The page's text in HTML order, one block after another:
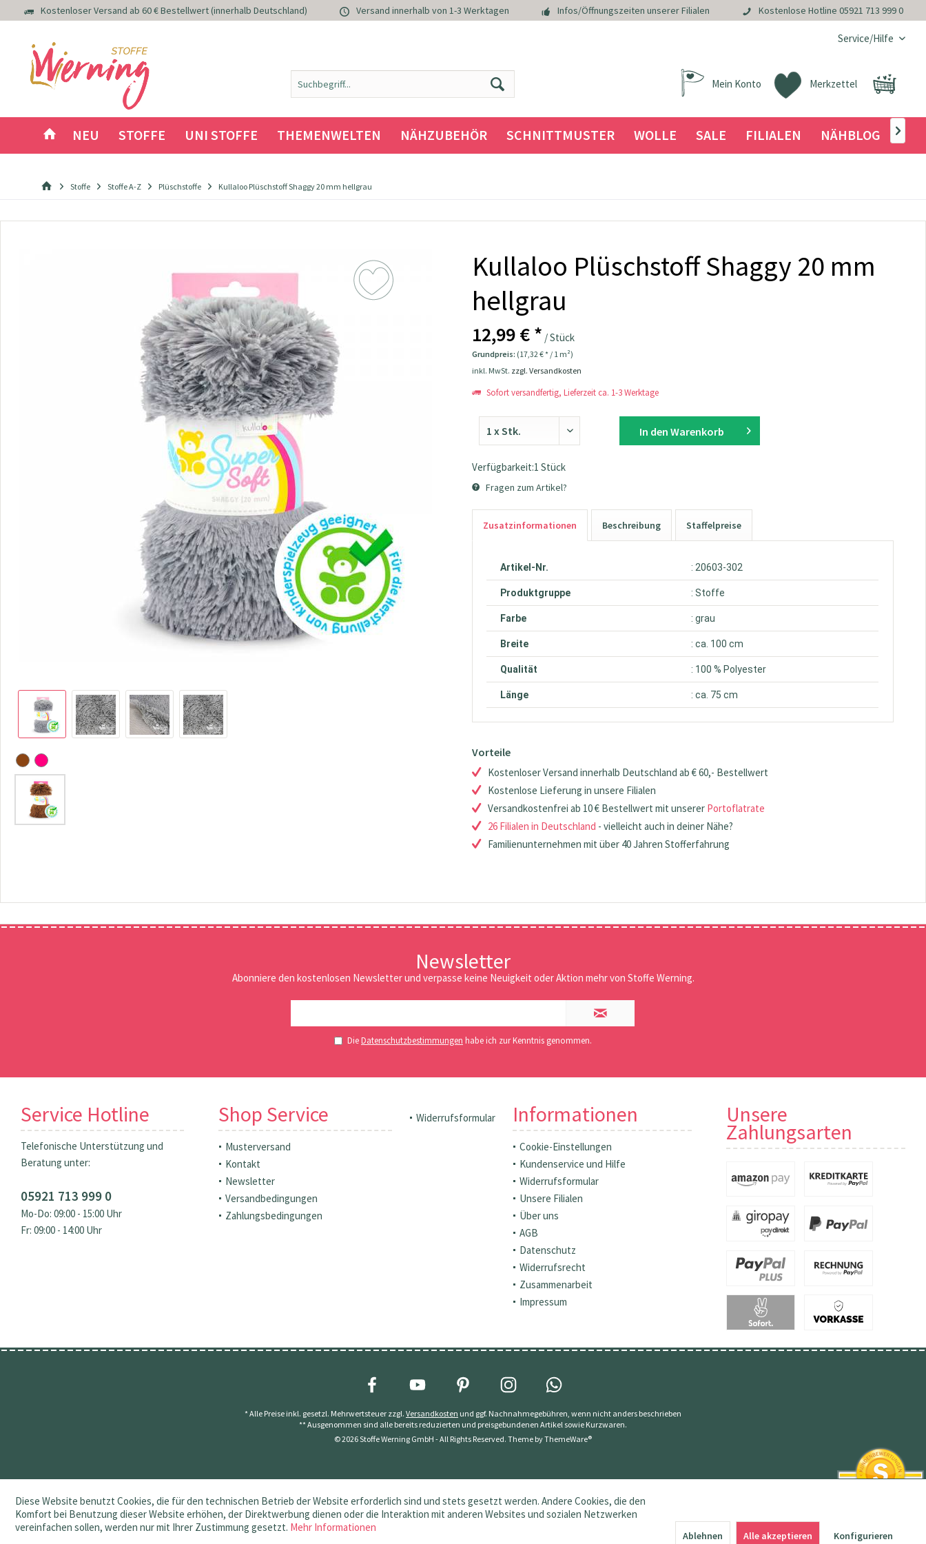
Kostenloser Versand ab 60 € Bestellwert (innerhalb Deutschland) Versand innerhalb von 1-3 Werktagen Infos/Öffnungszeiten unserer Filialen Kostenlose Hotline 05921 713 999 0
Service/Hilfe
Merkzettel
Mein Konto
NEU STOFFE UNI STOFFE THEMENWELTEN NÄHZUBEHÖR SCHNITTMUSTER WOLLE SALE FILIALEN NÄHBLOG 
Stoffe Stoffe A-Z Plüschstoffe Kullaloo Plüschstoff Shaggy 20 mm hellgrau
Kullaloo Plüschstoff Shaggy 20 mm
hellgrau
12,99 € * / Stück
Grundpreis: (17,32 € * / 1 m²)
inkl. MwSt. zzgl. Versandkosten
Sofort versandfertig, Lieferzeit ca. 1-3 Werktage
In den Warenkorb
Verfügbarkeit:1 Stück
Fragen zum Artikel?
Zusatzinformationen Beschreibung Staffelpreise
Artikel-Nr. : 20603-302
Produktgruppe : Stoffe
Farbe : grau
Breite : ca. 100 cm
Qualität : 100 % Polyester
Länge : ca. 75 cm
Vorteile
Kostenloser Versand innerhalb Deutschland ab € 60,- Bestellwert
Kostenlose Lieferung in unsere Filialen
Versandkostenfrei ab 10 € Bestellwert mit unserer Portoflatrate
26 Filialen in Deutschland - vielleicht auch in deiner Nähe?
Familienunternehmen mit über 40 Jahren Stofferfahrung
Newsletter
Abonniere den kostenlosen Newsletter und verpasse keine Neuigkeit oder Aktion mehr von Stoffe Werning.
DieDatenschutzbestimmungen habe ich zur Kenntnis genommen.
Service Hotline
Telefonische Unterstützung und
Beratung unter:
05921 713 999 0
Mo-Do: 09:00 - 15:00 Uhr
Fr: 09:00 - 14:00 Uhr
Shop Service
Musterversand
Kontakt
Newsletter
Versandbedingungen
Zahlungsbedingungen
Widerrufsformular Informationen
Cookie-Einstellungen
Kundenservice und Hilfe
Widerrufsformular
Unsere Filialen
Über uns
AGB
Datenschutz
Widerrufsrecht
Zusammenarbeit
Impressum
Unsere
Zahlungsarten
* Alle Preise inkl. gesetzl. Mehrwertsteuer zzgl. Versandkosten und ggf. Nachnahmegebühren, wenn nicht anders beschrieben
** Ausgenommen sind alle bereits reduzierten und preisgebundenen Artikel sowie Kurzwaren.
© 2026 Stoffe Werning GmbH - All Rights Reserved. Theme byThemeWare®
Diese Website benutzt Cookies, die für den technischen Betrieb der Website erforderlich sind und stets gesetzt werden. Andere Cookies, die den
Komfort bei Benutzung dieser Website erhöhen, der Direktwerbung dienen oder die Interaktion mit anderen Websites und sozialen Netzwerken
vereinfachen sollen, werden nur mit Ihrer Zustimmung gesetzt. Mehr Informationen
Ablehnen Alle akzeptieren Konfigurieren
aus 145 Bewertungen